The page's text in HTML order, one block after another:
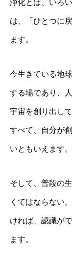
浄化とは、いろ
は、「ひとつに
ます。
今生きている地
する場であり、
宇宙を創り出し
すべて、自分が
いともいえます。
そして、普段の
くてはならない
ければ、認識が
ます。